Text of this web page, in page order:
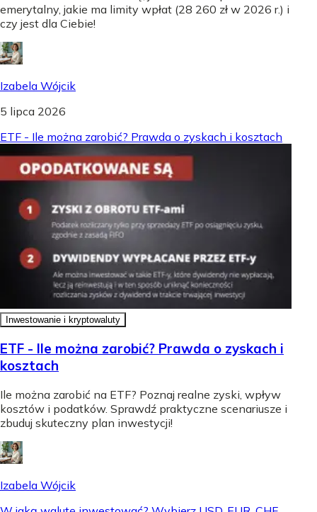
emerytalny, jakie ma limity wpłat (28 260 zł w 2026 r.) i
czy jest dla Ciebie!
Izabela Wójcik
5 lipca 2026
ETF - Ile można zarobić? Prawda o zyskach i kosztach
Inwestowanie i kryptowaluty
ETF - Ile można zarobić? Prawda o zyskach i
kosztach
Ile można zarobić na ETF? Poznaj realne zyski, wpływ
kosztów i podatków. Sprawdź praktyczne scenariusze i
zbuduj skuteczny plan inwestycji!
Izabela Wójcik